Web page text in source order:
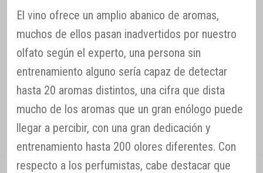
El vino ofrece un amplio abanico de aromas,
muchos de ellos pasan inadvertidos por nuestro
olfato según el experto, una persona sin
entrenamiento alguno sería capaz de detectar
hasta 20 aromas distintos, una cifra que dista
mucho de los aromas que un gran enólogo puede
llegar a percibir, con una gran dedicación y
entrenamiento hasta 200 olores diferentes. Con
respecto a los perfumistas, cabe destacar que